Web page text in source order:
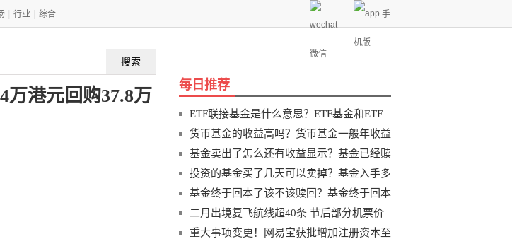
微信
手
机版
行业 综合
搜索
万港元回购37.8万
每日推荐
ETF联接基金是什么意思？ETF基金和ETF
联
货币基金的收益高吗？货币基金一般年收益
基金卖出了怎么还有收益显示？基金已经赎
投资的基金买了几天可以卖掉？基金入手多
基金终于回本了该不该赎回？基金终于回本
二月出境复飞航线超40条 节后部分机票价
重大事项变更！网易宝获批增加注册资本至